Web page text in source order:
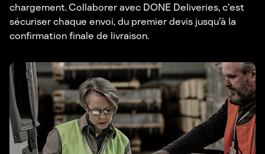
chargement. Collaborer avec DONE Deliveries, c’est
sécuriser chaque envoi, du premier devis jusqu’à la
confirmation finale de livraison.